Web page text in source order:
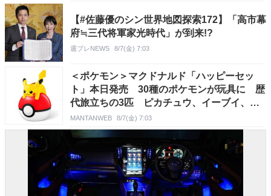
【#佐藤優のシン世界地図探索172】「高市幕
府≒三代将軍家光時代」が到来!?
週プレNEWS 8/7(金) 7:03
＜ポケモン＞マクドナルド「ハッピーセッ
ト」本日発売 30種のポケモンが玩具に 歴
代旅立ちの3匹 ピカチュウ、イーブイ、カ
ビゴンも
MANTANWEB 8/7(金) 7:03